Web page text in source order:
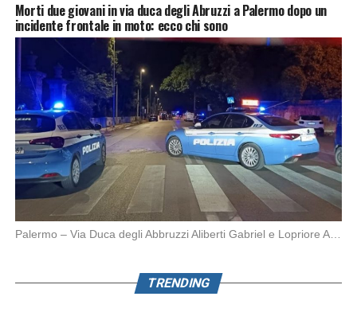
Morti due giovani in via duca degli Abruzzi a Palermo dopo un
incidente frontale in moto: ecco chi sono
Palermo – Via Duca degli Abbruzzi Aliberti Gabriel e Lopriore Alessandro (21 e 17 anni) […]
TRENDING